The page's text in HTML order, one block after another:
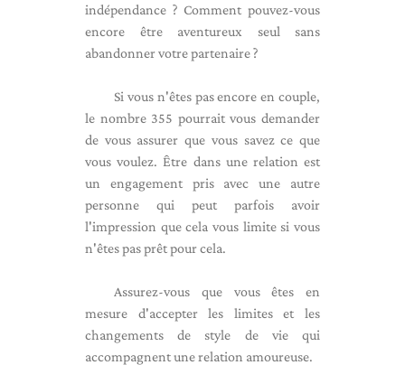
indépendance ? Comment pouvez-vous
encore être aventureux seul sans
abandonner votre partenaire ?
Si vous n'êtes pas encore en couple,
le nombre 355 pourrait vous demander
de vous assurer que vous savez ce que
vous voulez. Être dans une relation est
un engagement pris avec une autre
personne qui peut parfois avoir
l'impression que cela vous limite si vous
n'êtes pas prêt pour cela.
Assurez-vous que vous êtes en
mesure d'accepter les limites et les
changements de style de vie qui
accompagnent une relation amoureuse.